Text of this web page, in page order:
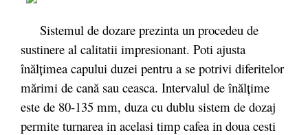
Sistemul de dozare prezinta un procedeu de
sustinere al calitatii impresionant. Poti ajusta
înălțimea capului duzei pentru a se potrivi diferitelor
mărimi de cană sau ceasca. Intervalul de înălțime
este de 80-135 mm, duza cu dublu sistem de dozaj
permite turnarea in acelasi timp cafea in doua cesti